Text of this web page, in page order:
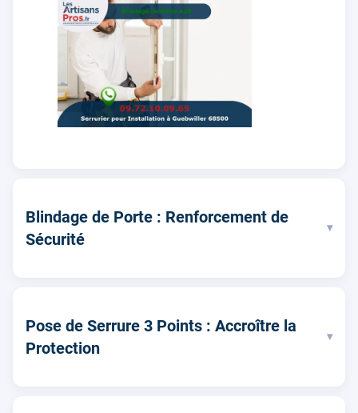
Blindage de Porte : Renforcement de
Sécurité
▾
Pose de Serrure 3 Points : Accroître la
Protection
▾